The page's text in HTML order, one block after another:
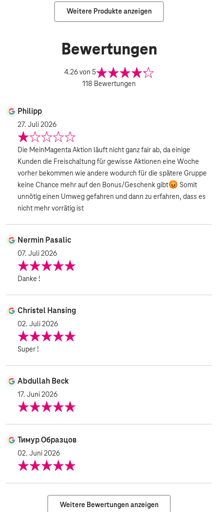
Weitere Produkte anzeigen
Bewertungen
4.26von 5
118 Bewertungen
Philipp
27. Juli 2026
Die MeinMagenta Aktion läuft nicht ganz fair ab, da einige
Kunden die Freischaltung für gewisse Aktionen eine Woche
vorher bekommen wie andere wodurch für die spätere Gruppe
keine Chance mehr auf den Bonus/Geschenk gibt😡 Somit
unnötig einen Umweg gefahren und dann zu erfahren, dass es
nicht mehr vorrätig ist
Nermin Pasalic
07. Juli 2026
Danke !
Christel Hansing
02. Juli 2026
Super !
Abdullah Beck
17. Juni 2026
Тимур Образцов
02. Juni 2026
Weitere Bewertungen anzeigen